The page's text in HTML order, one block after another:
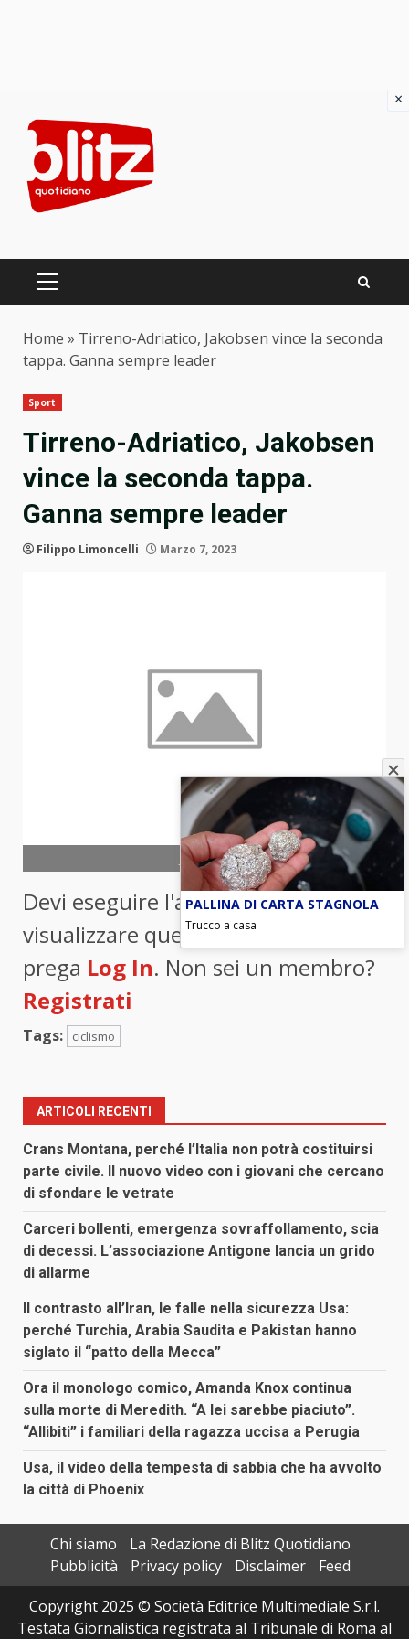
content
PRIMARY
Home » Tirreno-Adriatico, Jakobsen vince la seconda
tappa. Ganna sempre leader
Sport
Tirreno-Adriatico, Jakobsen
vince la seconda tappa.
Ganna sempre leader
Filippo Limoncelli Marzo 7, 2023
foto ANSA
Devi eseguire l'accesso per
visualizzare questo contenuto. Si
prega Log In. Non sei un membro?
Registrati
Tags: ciclismo
ARTICOLI RECENTI
Crans Montana, perché l’Italia non potrà costituirsi
parte civile. Il nuovo video con i giovani che cercano
di sfondare le vetrate
Carceri bollenti, emergenza sovraffollamento, scia
di decessi. L’associazione Antigone lancia un grido
di allarme
Il contrasto all’Iran, le falle nella sicurezza Usa:
perché Turchia, Arabia Saudita e Pakistan hanno
siglato il “patto della Mecca”
Ora il monologo comico, Amanda Knox continua
sulla morte di Meredith. “A lei sarebbe piaciuto”.
“Allibiti” i familiari della ragazza uccisa a Perugia
Usa, il video della tempesta di sabbia che ha avvolto
la città di Phoenix
Chi siamo
La Redazione di Blitz Quotidiano
Pubblicità
Privacy policy Disclaimer
Feed
Copyright 2025 © Società Editrice Multimediale S.r.l.
Testata Giornalistica registrata al Tribunale di Roma al
×
PALLINA DI CARTA STAGNOLA
Trucco a casa